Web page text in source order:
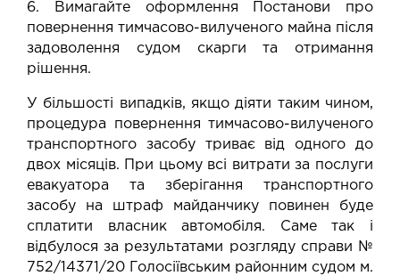
6. Вимагайте оформлення Постанови про
повернення тимчасово-вилученого майна після
задоволення судом скарги та отримання
рішення.
У більшості випадків, якщо діяти таким чином,
процедура повернення тимчасово-вилученого
транспортного засобу триває від одного до
двох місяців. При цьому всі витрати за послуги
евакуатора та зберігання транспортного
засобу на штраф майданчику повинен буде
сплатити власник автомобіля. Саме так і
відбулося за результатами розгляду справи №
752/14371/20 Голосіївським районним судом м.